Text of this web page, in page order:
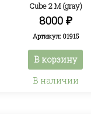
Cube 2 M (gray)
8000 ₽
Артикул: 01915
В корзину
В наличии